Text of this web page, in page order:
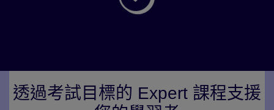
透過考試目標的 Expert 課程支援